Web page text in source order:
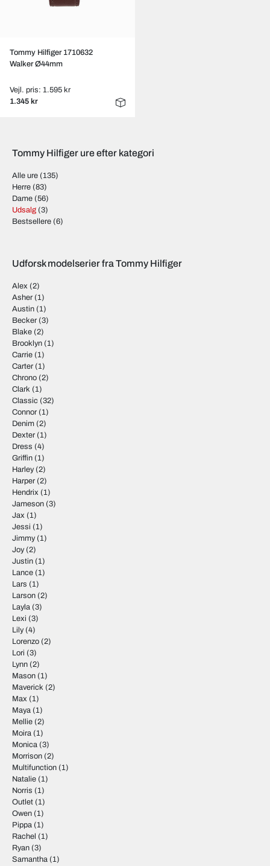
Tommy Hilfiger 1710632
Walker Ø44mm
Vejl. pris: 1.595 kr
1.345 kr
Tommy Hilfiger ure efter kategori
Alle ure (135)
Herre (83)
Dame (56)
Udsalg (3)
Bestsellere (6)
Udforsk modelserier fra Tommy Hilfiger
Alex (2)
Asher (1)
Austin (1)
Becker (3)
Blake (2)
Brooklyn (1)
Carrie (1)
Carter (1)
Chrono (2)
Clark (1)
Classic (32)
Connor (1)
Denim (2)
Dexter (1)
Dress (4)
Griffin (1)
Harley(2)
Harper (2)
Hendrix (1)
Jameson (3)
Jax (1)
Jessi (1)
Jimmy(1)
Joy(2)
Justin (1)
Lance (1)
Lars (1)
Larson (2)
Layla (3)
Lexi (3)
Lily(4)
Lorenzo (2)
Lori (3)
Lynn (2)
Mason (1)
Maverick (2)
Max (1)
Maya (1)
Mellie (2)
Moira (1)
Monica (3)
Morrison (2)
Multifunction (1)
Natalie (1)
Norris (1)
Outlet (1)
Owen (1)
Pippa (1)
Rachel (1)
Ryan (3)
Samantha (1)